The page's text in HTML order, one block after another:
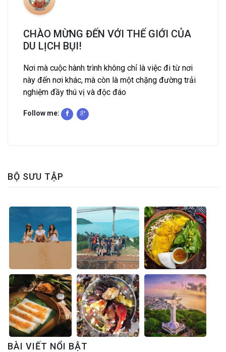
CHÀO MỪNG ĐẾN VỚI THẾ GIỚI CỦA
DU LỊCH BỤI!
Nơi mà cuộc hành trình không chỉ là việc đi từ nơi
này đến nơi khác, mà còn là một chặng đường trải
nghiệm đầy thú vị và độc đáo
Follow me:
BỘ SƯU TẬP
BÀI VIẾT NỔI BẬT